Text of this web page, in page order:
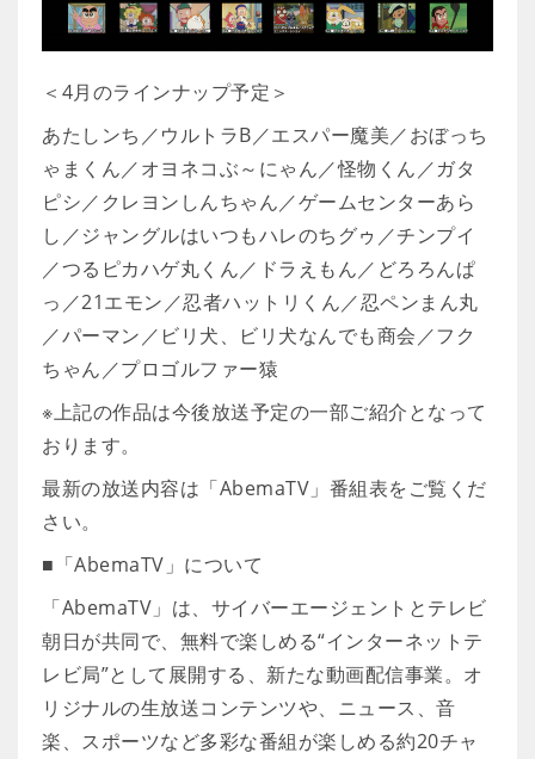
＜4月のラインナップ予定＞
あたしンち／ウルトラB／エスパー魔美／おぼっち
ゃまくん／オヨネコぶ～にゃん／怪物くん／ガタ
ピシ／クレヨンしんちゃん／ゲームセンターあら
し／ジャングルはいつもハレのちグゥ／チンプイ
／つるピカハゲ丸くん／ドラえもん／どろろんぱ
っ／21エモン／忍者ハットリくん／忍ペンまん丸
／パーマン／ビリ犬、ビリ犬なんでも商会／フク
ちゃん／プロゴルファー猿
※上記の作品は今後放送予定の一部ご紹介となって
おります。
最新の放送内容は「AbemaTV」番組表をご覧くだ
さい。
■「AbemaTV」について
「AbemaTV」は、サイバーエージェントとテレビ
朝日が共同で、無料で楽しめる“インターネットテ
レビ局”として展開する、新たな動画配信事業。オ
リジナルの生放送コンテンツや、ニュース、音
楽、スポーツなど多彩な番組が楽しめる約20チャ